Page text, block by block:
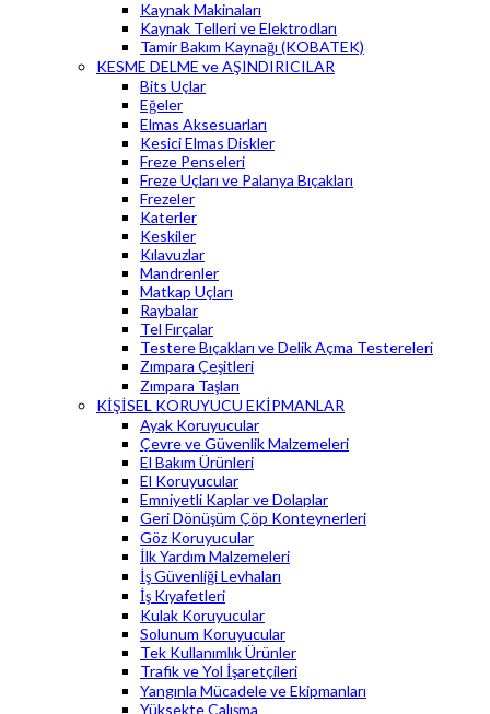
Kaynak Makinaları
Kaynak Telleri ve Elektrodları
Tamir Bakım Kaynağı (KOBATEK)
KESME DELME ve AŞINDIRICILAR
Bits Uçlar
Eğeler
Elmas Aksesuarları
Kesici Elmas Diskler
Freze Penseleri
Freze Uçları ve Palanya Bıçakları
Frezeler
Katerler
Keskiler
Kılavuzlar
Mandrenler
Matkap Uçları
Raybalar
Tel Fırçalar
Testere Bıçakları ve Delik Açma Testereleri
Zımpara Çeşitleri
Zımpara Taşları
KİŞİSEL KORUYUCU EKİPMANLAR
Ayak Koruyucular
Çevre ve Güvenlik Malzemeleri
El Bakım Ürünleri
El Koruyucular
Emniyetli Kaplar ve Dolaplar
Geri Dönüşüm Çöp Konteynerleri
Göz Koruyucular
İlk Yardım Malzemeleri
İş Güvenliği Levhaları
İş Kıyafetleri
Kulak Koruyucular
Solunum Koruyucular
Tek Kullanımlık Ürünler
Trafik ve Yol İşaretçileri
Yangınla Mücadele ve Ekipmanları
Yüksekte Çalışma